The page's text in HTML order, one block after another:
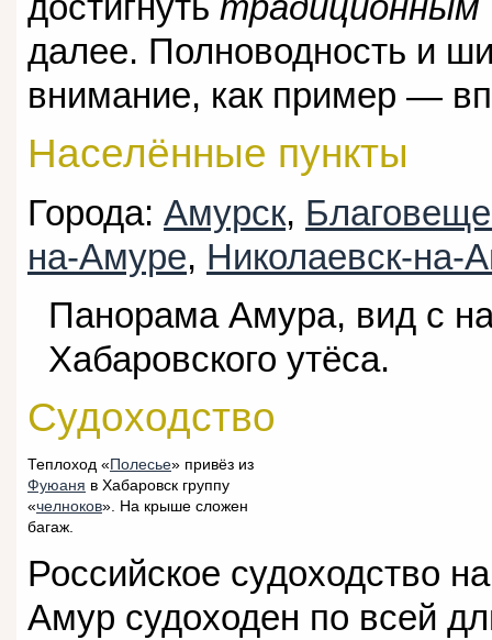
далее. Полноводность и
внимание, как пример —
Населённые пункты
Города: Амурск,
на-Амуре, Николаевск-на-
Панорама Амура, вид с
Хабаровского утёса.
Судоходство
Теплоход «Полесье» привёз из
Фуюаня в Хабаровск группу
«челноков». На крыше сложен
багаж.
Российское судоходство
Амур судоходен по всей